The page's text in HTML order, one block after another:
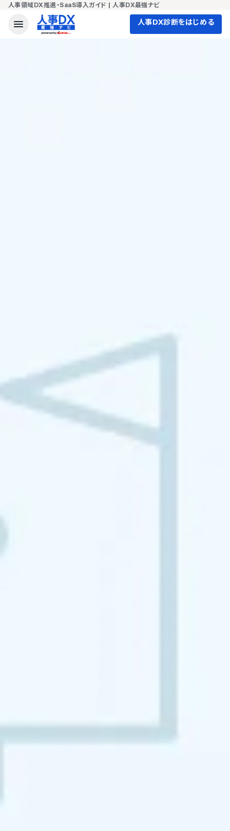
人事領域DX推進・SaaS導入ガイド | 人事DX最強ナビ
人事DX診断をはじめる